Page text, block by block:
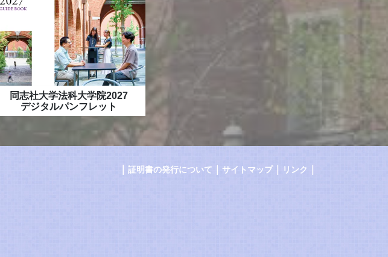
同志社大学法科大学院2027
デジタルパンフレット
証明書の発行について サイトマップ｜ リンク